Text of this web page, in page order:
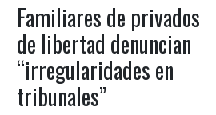
Familiares de privados
de libertad denuncian
“irregularidades en
tribunales”